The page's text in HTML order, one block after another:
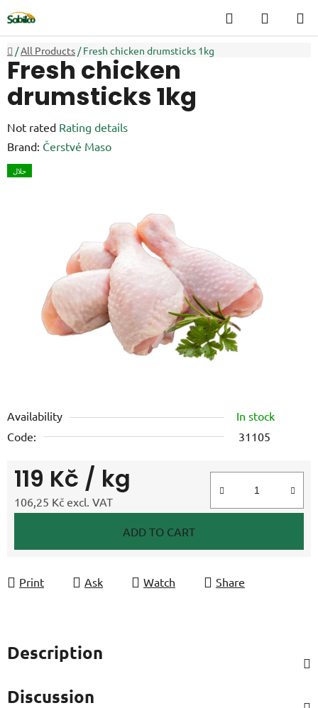
to
content
Search
CART
Home
/All Products / Fresh chicken drumsticks 1kg
Availability
In stock
Code:
31105
119 Kč / kg
106,25 Kč excl. VAT
ADD TO CART
Print Ask Watch Share
Fresh chicken
drumsticks 1kg
The
average
product
Not rated Rating details
Brand: Čerstvé Maso
حلال
Description
Discussion